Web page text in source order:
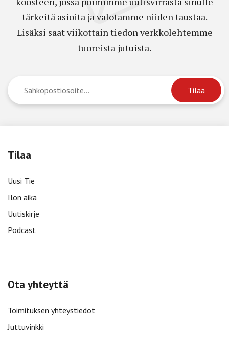
tärkeitä asioita ja valotamme niiden taustaa.
Lisäksi saat viikottain tiedon verkkolehtemme
tuoreista jutuista.
Tilaa
Uusi Tie
Ilon aika
Uutiskirje
Podcast
Ota yhteyttä
Toimituksen yhteystiedot
Juttuvinkki